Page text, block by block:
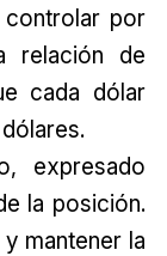
controlar por
relación de
cada dólar
expresado
la posición.
mantener la